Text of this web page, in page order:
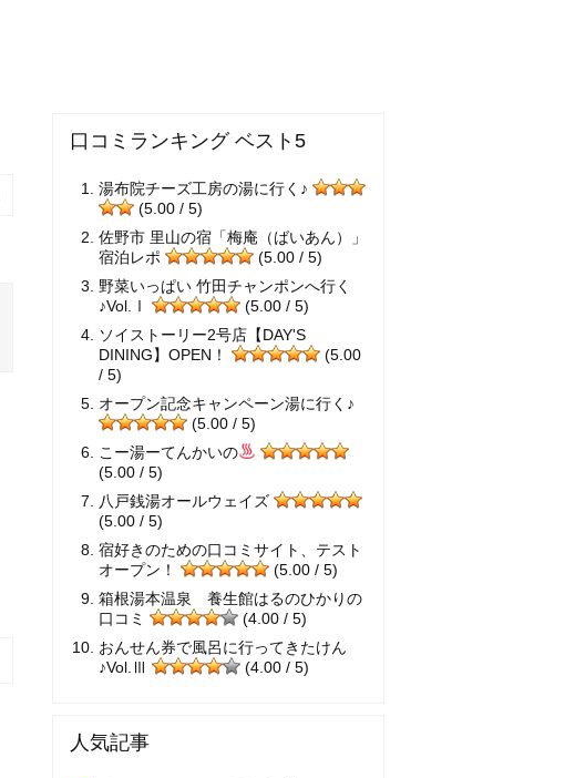
口コミランキング ベスト5
湯布院チーズ工房の湯に行く♪
(5.00 / 5)
佐野市 里山の宿「梅庵（ばいあん）」
宿泊レポ
(5.00 / 5)
野菜いっぱい 竹田チャンポンへ行く
♪Vol.Ⅰ
(5.00 / 5)
ソイストーリー2号店【DAY'S
DINING】OPEN！
(5.00
/ 5)
オープン記念キャンペーン湯に行く♪
(5.00 / 5)
こー湯ーてんかいの
(5.00 / 5)
八戸銭湯オールウェイズ
(5.00 / 5)
宿好きのための口コミサイト、テスト
オープン！
(5.00 / 5)
箱根湯本温泉 養生館はるのひかりの
口コミ
(4.00 / 5)
おんせん券で風呂に行ってきたけん
♪Vol.Ⅲ
(4.00 / 5)
人気記事